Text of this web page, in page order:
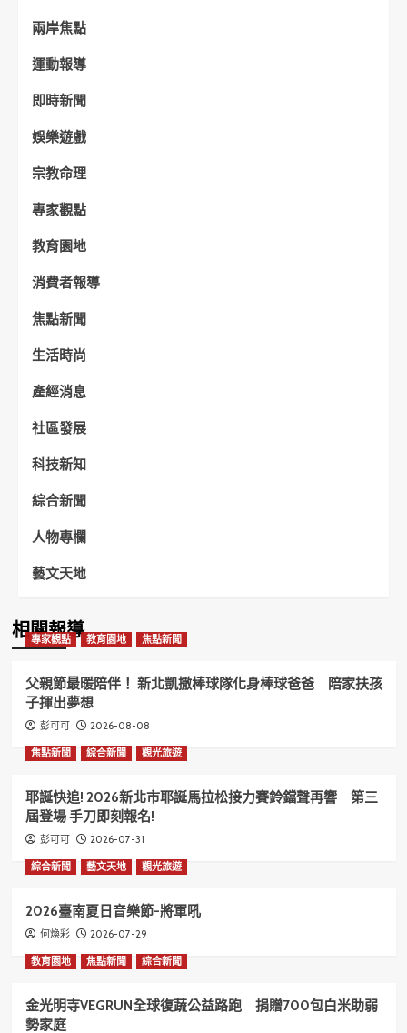
兩岸焦點
運動報導
即時新聞
娛樂遊戲
宗教命理
專家觀點
教育園地
消費者報導
焦點新聞
生活時尚
產經消息
社區發展
科技新知
綜合新聞
人物專欄
藝文天地
相關報導
專家觀點 教育園地 焦點新聞
父親節最暖陪伴！ 新北凱撒棒球隊化身棒球爸爸 陪家扶孩
子揮出夢想
彭可可 2026-08-08
焦點新聞 綜合新聞 觀光旅遊
耶誕快追! 2026新北市耶誕馬拉松接力賽鈴鐺聲再響 第三
屆登場 手刀即刻報名!
彭可可 2026-07-31
綜合新聞 藝文天地 觀光旅遊
2026臺南夏日音樂節-將軍吼
何煥彩 2026-07-29
教育園地 焦點新聞 綜合新聞
金光明寺VEGRUN全球復蔬公益路跑 捐贈700包白米助弱
勢家庭